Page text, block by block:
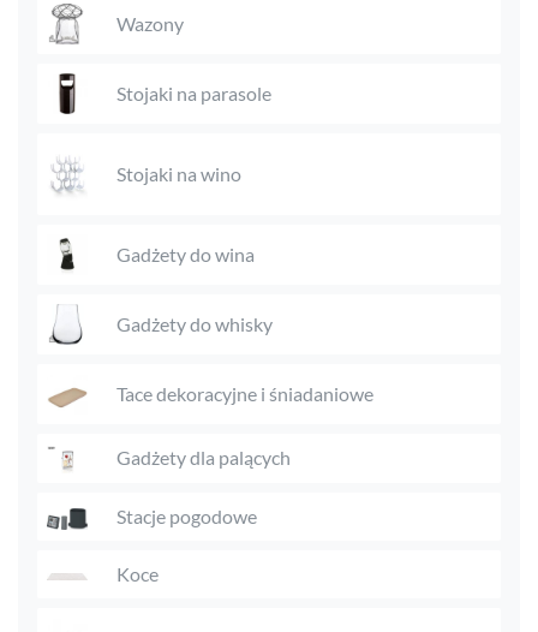
Wazony
Stojaki na parasole
Stojaki na wino
Gadżety do wina
Gadżety do whisky
Tace dekoracyjne i śniadaniowe
Gadżety dla palących
Stacje pogodowe
Koce